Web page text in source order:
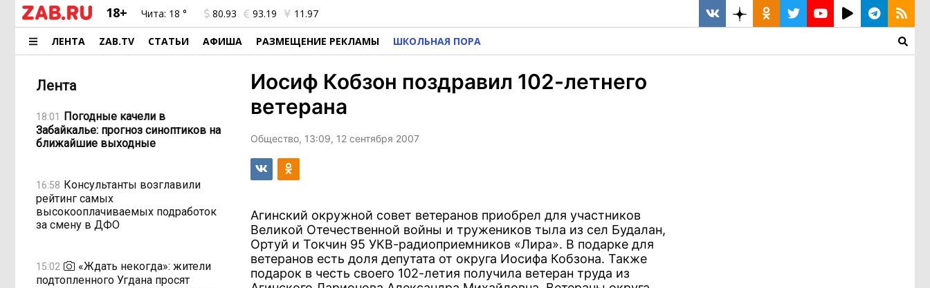
18+ Чита: 18 ° 80.93 93.19 11.97
ЛЕНТА ZAB.TV СТАТЬИ АФИША РАЗМЕЩЕНИЕ РЕКЛАМЫ ШКОЛЬНАЯ ПОРА
Лента
18:01 Погодные качели в
Забайкалье: прогноз синоптиков на
ближайшие выходные
16:58 Консультанты возглавили
рейтинг самых
высокооплачиваемых подработок
за смену в ДФО
15:02
«Ждать некогда»: жители
подтопленного Угдана просят
Иосиф Кобзон поздравил 102-летнего
ветерана
Общество, 13:09, 12 сентября 2007
Агинский окружной совет ветеранов приобрел для участников
Великой Отечественной войны и тружеников тыла из сел Будалан,
Ортуй и Токчин 95 УКВ-радиоприемников «Лира». В подарке для
ветеранов есть доля депутата от округа Иосифа Кобзона. Также
подарок в честь своего 102-летия получила ветеран труда из